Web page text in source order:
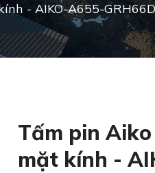
- AIKO-A655-
Tấm pin
mặt kính -